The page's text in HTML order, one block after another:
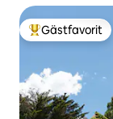
Populär
Gästfavorit